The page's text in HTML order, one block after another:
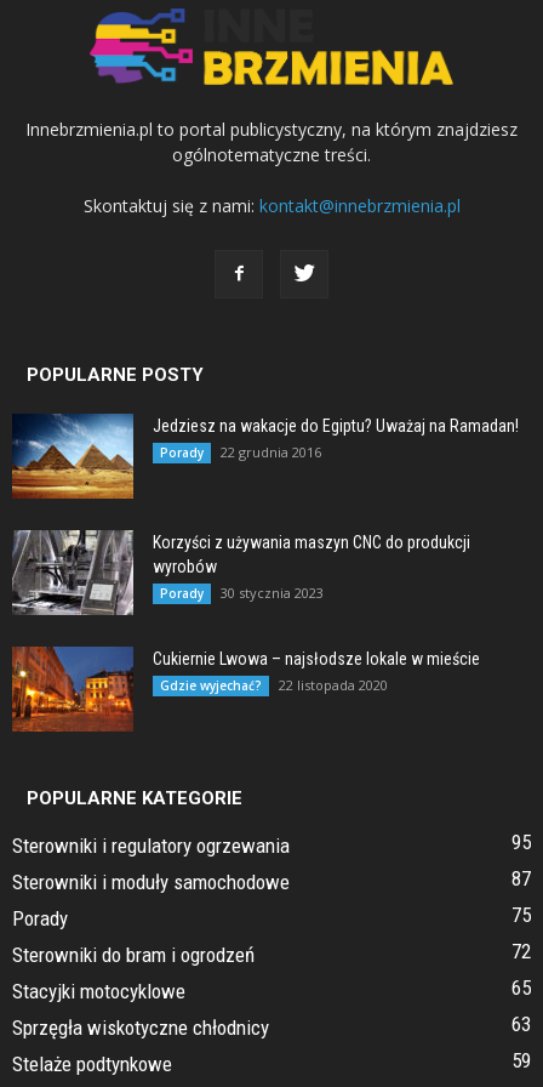
Innebrzmienia.pl to portal publicystyczny, na którym znajdziesz
ogólnotematyczne treści.
Skontaktuj się z nami: kontakt@innebrzmienia.pl
POPULARNE POSTY
Jedziesz na wakacje do Egiptu? Uważaj na Ramadan!
Porady 22 grudnia 2016
Korzyści z używania maszyn CNC do produkcji
wyrobów
Porady 30 stycznia 2023
Cukiernie Lwowa – najsłodsze lokale w mieście
Gdzie wyjechać? 22 listopada 2020
POPULARNE KATEGORIE
Sterowniki i regulatory ogrzewania
95
Sterowniki i moduły samochodowe
87
Porady
75
Sterowniki do bram i ogrodzeń
72
Stacyjki motocyklowe
65
Sprzęgła wiskotyczne chłodnicy
63
Stelaże podtynkowe
59